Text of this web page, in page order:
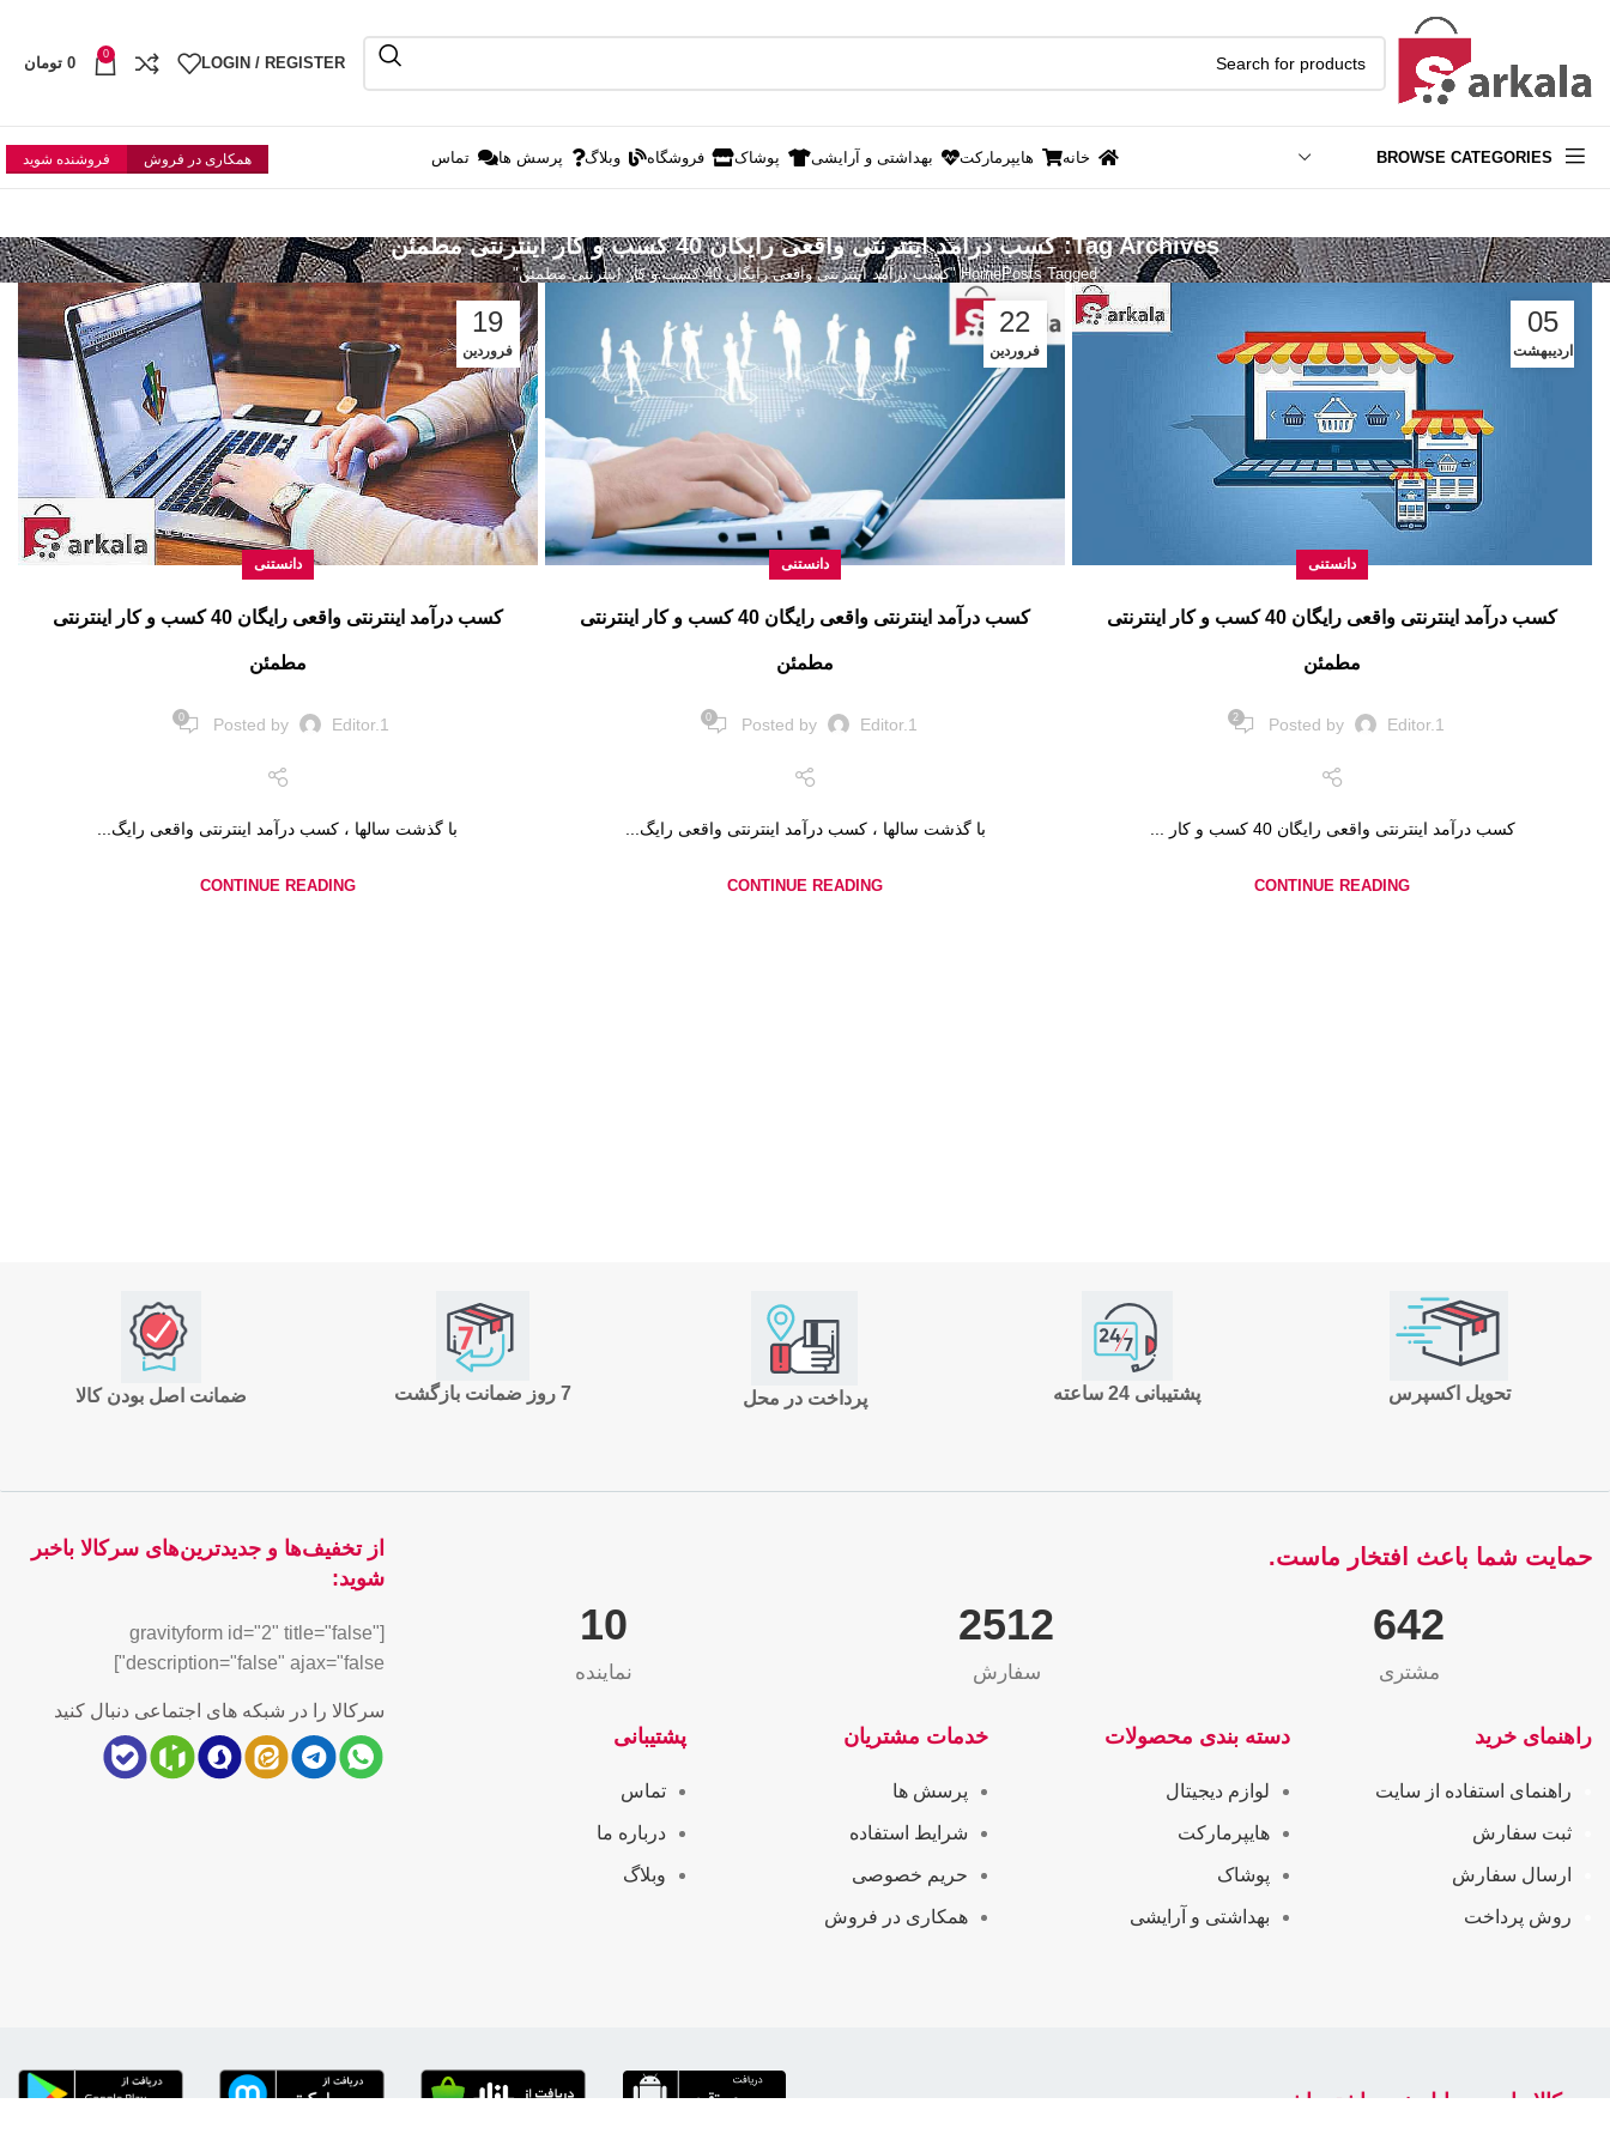
LOGIN / REGISTER
0
0 تومان
BROWSE CATEGORIES خانه هایپرمارکت بهداشتی و آرایشی پوشاک فروشگاه وبلاگ پرسش ها تماس همکاری در فروش فروشنده شوید
Tag Archives: کسب درآمد اینترنتی واقعی رایگان 40 کسب و کار اینترنتی مطمئن
HomePosts Tagged "کسب درآمد اینترنتی واقعی رایگان 40 کسب و کار اینترنتی مطمئن"
05
اردیبهشت
دانستنی
کسب درآمد اینترنتی واقعی رایگان 40 کسب و کار اینترنتی
مطمئن
Posted by Editor.1
2
کسب درآمد اینترنتی واقعی رایگان 40 کسب و کار ...
CONTINUE READING
22
فروردین
دانستنی
کسب درآمد اینترنتی واقعی رایگان 40 کسب و کار اینترنتی
مطمئن
Posted by Editor.1
0
با گذشت سالها ، کسب درآمد اینترنتی واقعی رایگ...
CONTINUE READING
19
فروردین
دانستنی
کسب درآمد اینترنتی واقعی رایگان 40 کسب و کار اینترنتی
مطمئن
Posted by Editor.1
0
با گذشت سالها ، کسب درآمد اینترنتی واقعی رایگ...
CONTINUE READING
ضمانت اصل بودن کالا 7 روز ضمانت بازگشت پرداخت در محل پشتیبانی 24 ساعته تحویل اکسپرس
از تخفیف‌ها و جدیدترین‌های سرکالا باخبر
شوید:
[gravityform id="2" title="false"
description="false" ajax="false"]
سرکالا را در شبکه های اجتماعی دنبال کنید
حمایت شما باعث افتخار ماست.
10
نماینده
2565
سفارش
655
مشتری
پشتیبانی
تماس
درباره ما
وبلاگ
خدمات مشتریان
پرسش ها
شرایط استفاده
حریم خصوصی
همکاری در فروش
دسته بندی محصولات
لوازم دیجیتال
هایپرمارکت
پوشاک
بهداشتی و آرایشی
راهنمای خرید
راهنمای استفاده از سایت
ثبت سفارش
ارسال سفارش
روش پرداخت
سرکالا را در موبایل خود داشته باشید